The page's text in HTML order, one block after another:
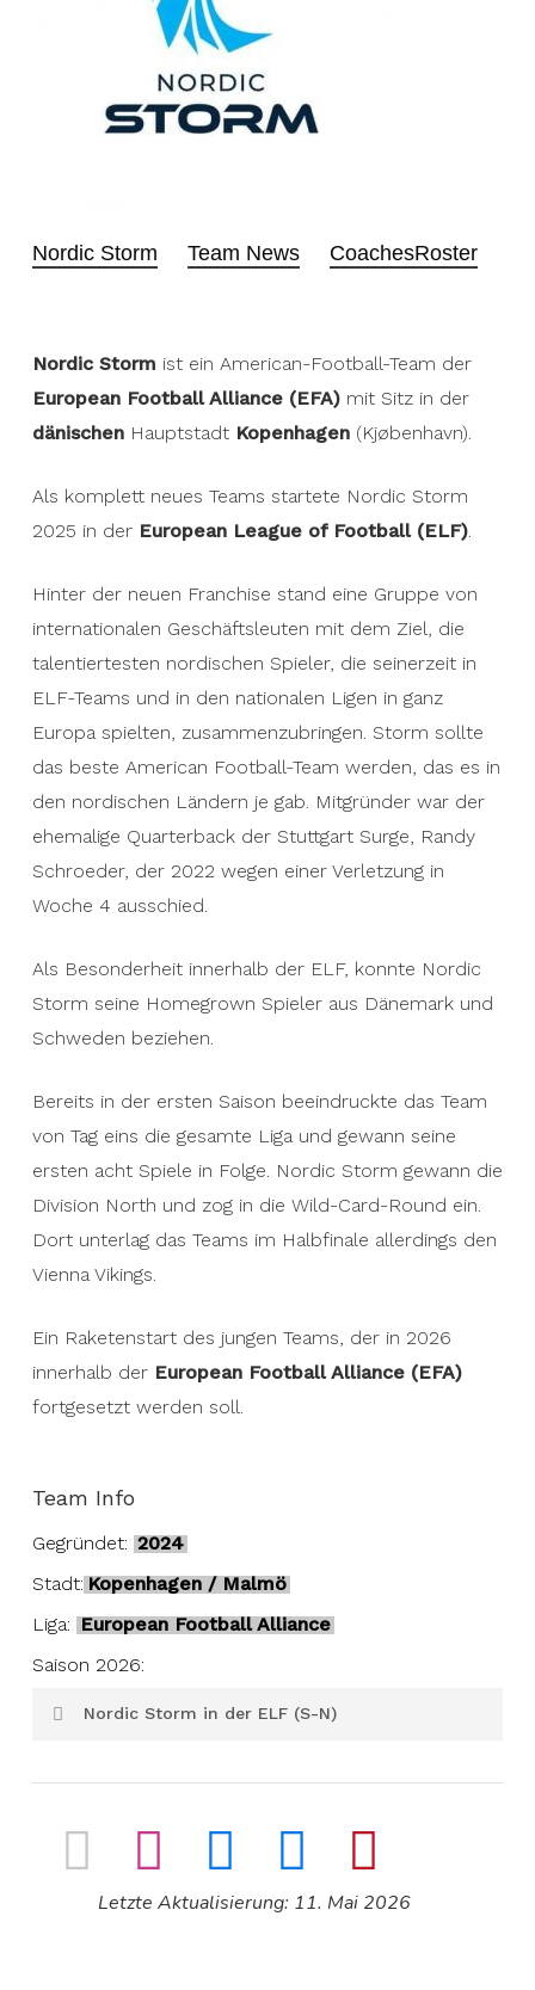
Nordic Storm Team News CoachesRoster
Nordic Storm ist ein American-Football-Team der
European Football Alliance (EFA) mit Sitz in der
dänischenHauptstadt Kopenhagen(Kjøbenhavn).
Als komplett neues Teams startete Nordic Storm
2025 in der European League of Football (ELF).
Hinter der neuen Franchise stand eine Gruppe von
internationalen Geschäftsleuten mit dem Ziel, die
talentiertesten nordischen Spieler, die seinerzeit in
ELF-Teams und in den nationalen Ligen in ganz
Europa spielten, zusammenzubringen. Storm sollte
das beste American Football-Team werden, das es in
den nordischen Ländern je gab. Mitgründer war der
ehemalige Quarterback der Stuttgart Surge, Randy
Schroeder, der 2022 wegen einer Verletzung in
Woche 4 ausschied.
Als Besonderheit innerhalb der ELF, konnte Nordic
Storm seine Homegrown Spieler aus Dänemark und
Schweden beziehen.
Bereits in der ersten Saison beeindruckte das Team
von Tag eins die gesamte Liga und gewann seine
ersten acht Spiele in Folge. Nordic Storm gewann die
Division North und zog in die Wild-Card-Round ein.
Dort unterlag das Teams im Halbfinale allerdings den
Vienna Vikings.
Ein Raketenstart des jungen Teams, der in 2026
innerhalb der European Football Alliance (EFA)
fortgesetzt werden soll.
Team Info
Gegründet: 2024
Stadt: Kopenhagen / Malmö
Liga: European Football Alliance
Saison 2026:
Nordic Storm in der ELF (S-N)
Letzte Aktualisierung: 11. Mai 2026